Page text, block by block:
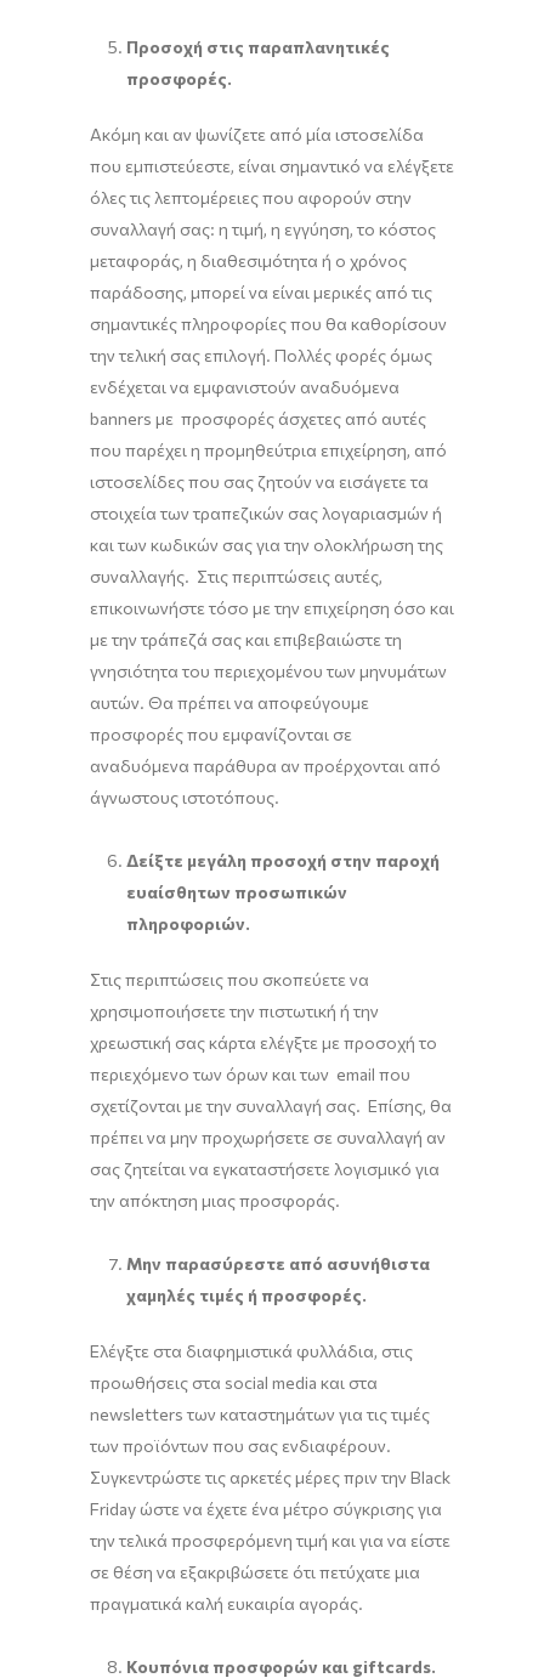
Προσοχή στις παραπλανητικές
προσφορές.
Ακόμη και αν ψωνίζετε από μία ιστοσελίδα
που εμπιστεύεστε, είναι σημαντικό να ελέγξετε
όλες τις λεπτομέρειες που αφορούν στην
συναλλαγή σας: η τιμή, η εγγύηση, το κόστος
μεταφοράς, η διαθεσιμότητα ή ο χρόνος
παράδοσης, μπορεί να είναι μερικές από τις
σημαντικές πληροφορίες που θα καθορίσουν
την τελική σας επιλογή. Πολλές φορές όμως
ενδέχεται να εμφανιστούν αναδυόμενα
banners με προσφορές άσχετες από αυτές
που παρέχει η προμηθεύτρια επιχείρηση, από
ιστοσελίδες που σας ζητούν να εισάγετε τα
στοιχεία των τραπεζικών σας λογαριασμών ή
και των κωδικών σας για την ολοκλήρωση της
συναλλαγής. Στις περιπτώσεις αυτές,
επικοινωνήστε τόσο με την επιχείρηση όσο και
με την τράπεζά σας και επιβεβαιώστε τη
γνησιότητα του περιεχομένου των μηνυμάτων
αυτών. Θα πρέπει να αποφεύγουμε
προσφορές που εμφανίζονται σε
αναδυόμενα παράθυρα αν προέρχονται από
άγνωστους ιστοτόπους.
Δείξτε μεγάλη προσοχή στην παροχή
ευαίσθητων προσωπικών
πληροφοριών.
Στις περιπτώσεις που σκοπεύετε να
χρησιμοποιήσετε την πιστωτική ή την
χρεωστική σας κάρτα ελέγξτε με προσοχή το
περιεχόμενο των όρων και των email που
σχετίζονται με την συναλλαγή σας. Επίσης, θα
πρέπει να μην προχωρήσετε σε συναλλαγή αν
σας ζητείται να εγκαταστήσετε λογισμικό για
την απόκτηση μιας προσφοράς.
Μην παρασύρεστε από ασυνήθιστα
χαμηλές τιμές ή προσφορές.
Ελέγξτε στα διαφημιστικά φυλλάδια, στις
προωθήσεις στα social media και στα
newsletters των καταστημάτων για τις τιμές
των προϊόντων που σας ενδιαφέρουν.
Συγκεντρώστε τις αρκετές μέρες πριν την Black
Friday ώστε να έχετε ένα μέτρο σύγκρισης για
την τελικά προσφερόμενη τιμή και για να είστε
σε θέση να εξακριβώσετε ότι πετύχατε μια
πραγματικά καλή ευκαιρία αγοράς.
Κουπόνια προσφορών και giftcards.